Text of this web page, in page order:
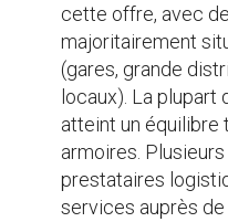
cette offre, avec
majoritairement
(gares, grande
locaux). La
atteint un équilibre
armoires.
prestataires
services auprès